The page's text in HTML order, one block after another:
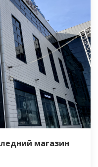
магазин